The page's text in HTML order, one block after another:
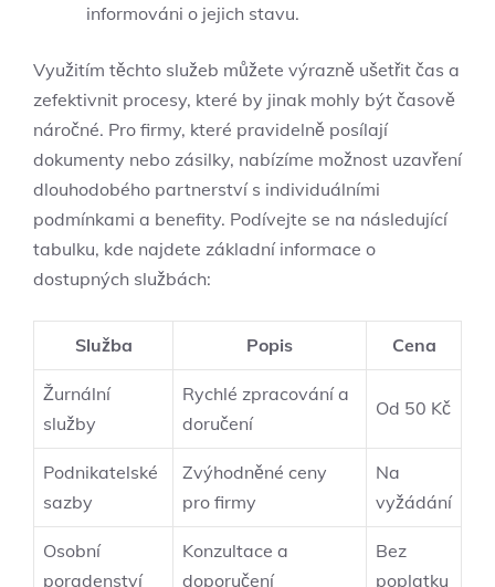
informováni o jejich stavu.
Využitím těchto služeb můžete výrazně ušetřit čas a
zefektivnit procesy, které by jinak mohly být časově
náročné. Pro firmy, které pravidelně posílají
dokumenty nebo zásilky, nabízíme možnost uzavření
dlouhodobého partnerství s individuálními
podmínkami a benefity. Podívejte se na následující
tabulku, kde najdete základní informace o
dostupných službách:
Služba Popis Cena
Žurnální
služby
Rychlé zpracování a
doručení
Od 50 Kč
Podnikatelské
sazby
Zvýhodněné ceny
pro firmy
Na
vyžádání
Osobní
poradenství
Konzultace a
doporučení
Bez
poplatku